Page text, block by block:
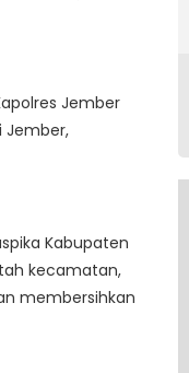
Jember
Jember,
Kabupaten
kecamatan,
membersihkan